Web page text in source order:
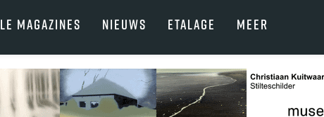
MAGAZINES NIEUWS ETALAGE MEER